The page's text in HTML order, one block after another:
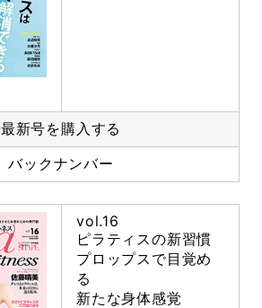
最新号を購入する
バックナンバー
vol.16
ピラティスの新習慣
プロップスで目覚め
る
新たな身体感覚